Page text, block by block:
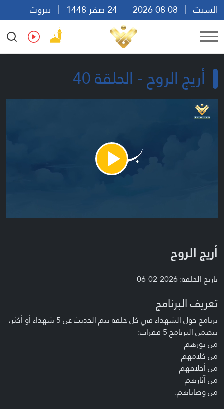
السبت
بيروت
15:51
Ar En Fr Es
أريج الروح - الحلقة 40
Play
Video
أريج الروح
تاريخ الحلقة: 2026-02-06
تعريف البرنامج
برنامج حول الشهداء في كل حلقة يتم الحديث عن 5 شهداء أو أكثر،
يتضمن البرنامج 5 فقرات:
من نورهم
من كلامهم
من أخلاقهم
من آثارهم
من وصاياهم.